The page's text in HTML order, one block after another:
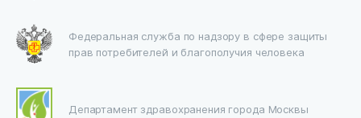
Федеральная служба по надзору в сфере защиты
прав потребителей и благополучия человека
Департамент здравохранения города Москвы